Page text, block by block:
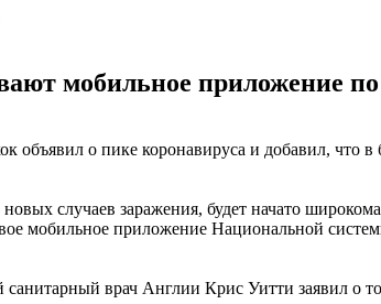
мобильное приложение
объявил о пике коронавируса и добавил, что
случаев заражения, будет начато
мобильное приложение Национальной
врач Англии Крис Уитти заявил о